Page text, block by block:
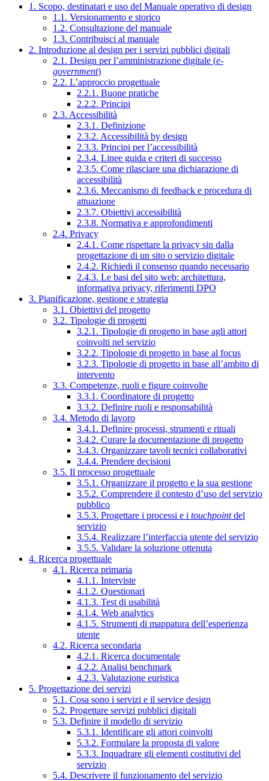
1. Scopo, destinatari e uso del Manuale operativo di design
1.1. Versionamento e storico
1.2. Consultazione del manuale
1.3. Contribuisci al manuale
2. Introduzione al design per i servizi pubblici digitali
2.1. Design per l’amministrazione digitale (e-
government)
2.2. L’approccio progettuale
2.2.1. Buone pratiche
2.2.2. Principi
2.3. Accessibilità
2.3.1. Definizione
2.3.2. Accessibilità by design
2.3.3. Principi per l’accessibilità
2.3.4. Linee guida e criteri di successo
2.3.5. Come rilasciare una dichiarazione di
accessibilità
2.3.6. Meccanismo di feedback e procedura di
attuazione
2.3.7. Obiettivi accessibilità
2.3.8. Normativa e approfondimenti
2.4. Privacy
2.4.1. Come rispettare la privacy sin dalla
progettazione di un sito o servizio digitale
2.4.2. Richiedi il consenso quando necessario
2.4.3. Le basi del sito web: architettura,
informativa privacy, riferimenti DPO
3. Pianificazione, gestione e strategia
3.1. Obiettivi del progetto
3.2. Tipologie di progetti
3.2.1. Tipologie di progetto in base agli attori
coinvolti nel servizio
3.2.2. Tipologie di progetto in base al focus
3.2.3. Tipologie di progetto in base all’ambito di
intervento
3.3. Competenze, ruoli e figure coinvolte
3.3.1. Coordinatore di progetto
3.3.2. Definire ruoli e responsabilità
3.4. Metodo di lavoro
3.4.1. Definire processi, strumenti e rituali
3.4.2. Curare la documentazione di progetto
3.4.3. Organizzare tavoli tecnici collaborativi
3.4.4. Prendere decisioni
3.5. Il processo progettuale
3.5.1. Organizzare il progetto e la sua gestione
3.5.2. Comprendere il contesto d’uso del servizio
pubblico
3.5.3. Progettare i processi e i touchpointdel
servizio
3.5.4. Realizzare l’interfaccia utente del servizio
3.5.5. Validare la soluzione ottenuta
4. Ricerca progettuale
4.1. Ricerca primaria
4.1.1. Interviste
4.1.2. Questionari
4.1.3. Test di usabilità
4.1.4. Web analytics
4.1.5. Strumenti di mappatura dell’esperienza
utente
4.2. Ricerca secondaria
4.2.1. Ricerca documentale
4.2.2. Analisi benchmark
4.2.3. Valutazione euristica
5. Progettazione dei servizi
5.1. Cosa sono i servizi e il service design
5.2. Progettare servizi pubblici digitali
5.3. Definire il modello di servizio
5.3.1. Identificare gli attori coinvolti
5.3.2. Formulare la proposta di valore
5.3.3. Inquadrare gli elementi costitutivi del
servizio
5.4. Descrivere il funzionamento del servizio